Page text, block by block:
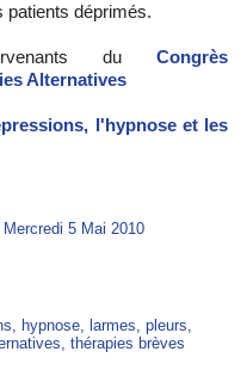
patients déprimés.
du Congrès
Alternatives
l'hypnose et les
5 Mai 2010
, hypnose, larmes, pleurs,
, thérapies brèves